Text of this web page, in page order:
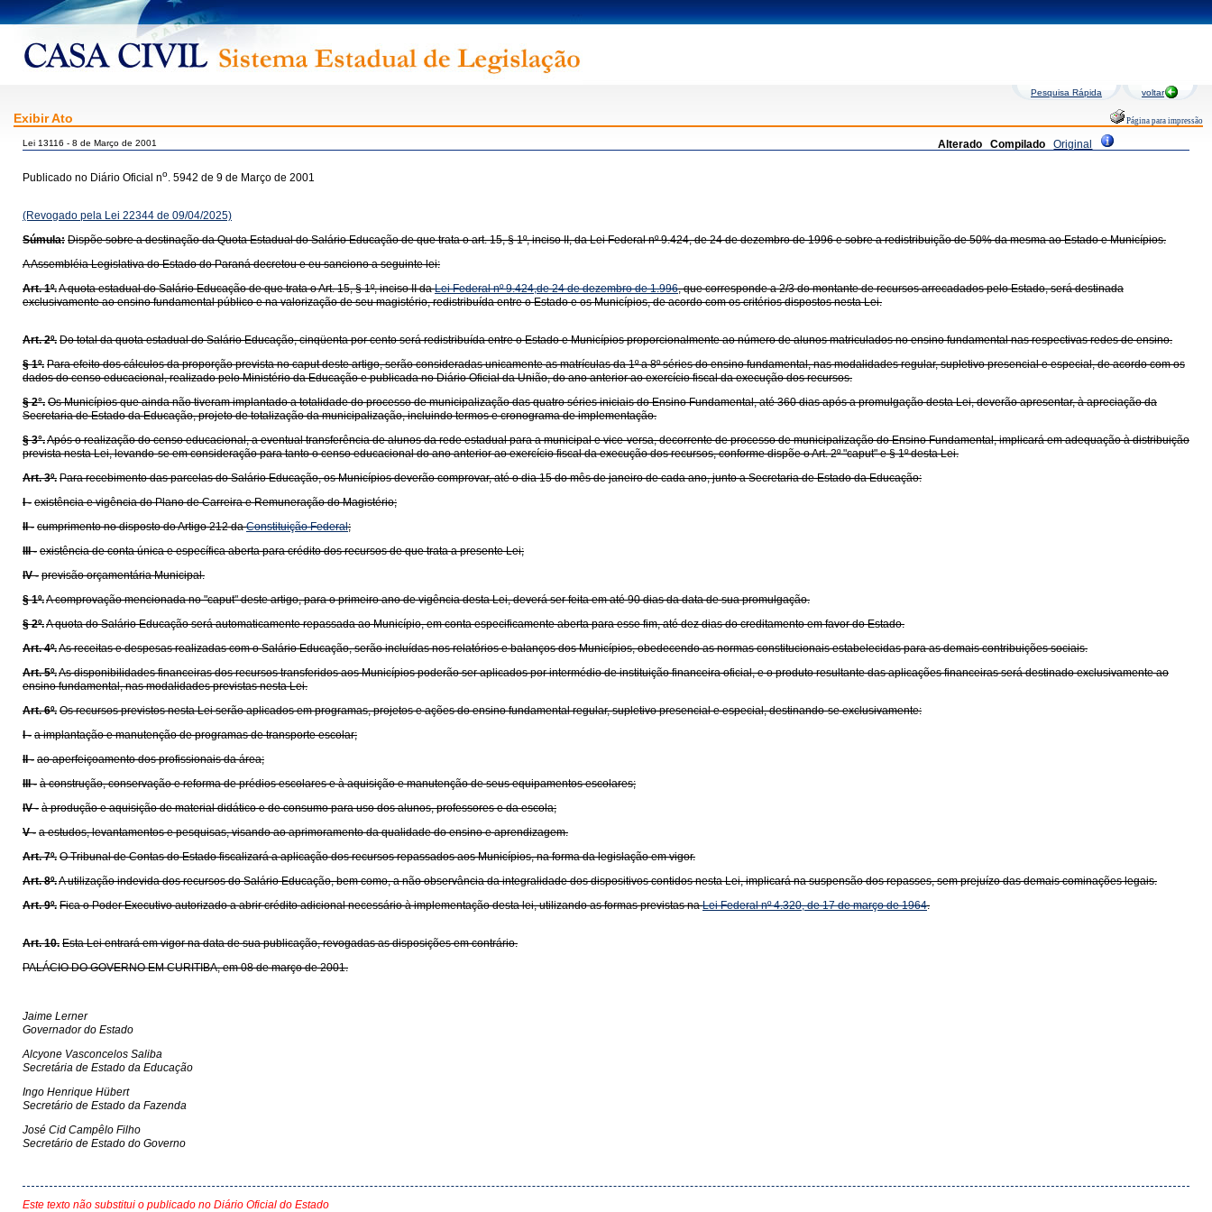
Pesquisa Rápida voltar
Exibir Ato Página para impressão
Alterado Compilado Original
Lei 13116 - 8 de Março de 2001
Publicado no Diário Oficial no. 5942 de 9 de Março de 2001
(Revogado pela Lei 22344 de 09/04/2025)
Súmula: Dispõe sobre a destinação da Quota Estadual do Salário Educação de que trata o art. 15, § 1º, inciso II, da Lei Federal nº 9.424, de 24 de dezembro de 1996 e sobre a redistribuição de 50% da mesma ao Estado e Municípios.
A Assembléia Legislativa do Estado do Paraná decretou e eu sanciono a seguinte lei:
Art. 1º.A quota estadual do Salário Educação de que trata o Art. 15, § 1º, inciso II daLei Federal nº 9.424,de 24 de dezembro de 1.996, que corresponde a 2/3 do montante de recursos arrecadados pelo Estado, será destinada
exclusivamente ao ensino fundamental público e na valorização de seu magistério, redistribuída entre o Estado e os Municípios, de acordo com os critérios dispostos nesta Lei.
Art. 2º. Do total da quota estadual do Salário Educação, cinqüenta por cento será redistribuída entre o Estado e Municípios proporcionalmente ao número de alunos matriculados no ensino fundamental nas respectivas redes de ensino.
§ 1º. Para efeito dos cálculos da proporção prevista no caput deste artigo, serão consideradas unicamente as matrículas da 1º a 8º séries do ensino fundamental, nas modalidades regular, supletivo presencial e especial, de acordo com os
dados do censo educacional, realizado pelo Ministério da Educação e publicada no Diário Oficial da União, do ano anterior ao exercício fiscal da execução dos recursos.
§ 2°. Os Municípios que ainda não tiveram implantado a totalidade do processo de municipalização das quatro séries iniciais do Ensino Fundamental, até 360 dias após a promulgação desta Lei, deverão apresentar, à apreciação da
Secretaria de Estado da Educação, projeto de totalização da municipalização, incluindo termos e cronograma de implementação.
§ 3°.Após o realização do censo educacional, a eventual transferência de alunos da rede estadual para a municipal e vice-versa, decorrente de processo de municipalização do Ensino Fundamental, implicará em adequação à distribuição
prevista nesta Lei, levando-se em consideração para tanto o censo educacional do ano anterior ao exercício fiscal da execução dos recursos, conforme dispõe o Art. 2º "caput" e § 1º desta Lei.
Art. 3º. Para recebimento das parcelas do Salário Educação, os Municípios deverão comprovar, até o dia 15 do mês de janeiro de cada ano, junto a Secretaria de Estado da Educação:
I - existência e vigência do Plano de Carreira e Remuneração do Magistério;
II - cumprimento no disposto do Artigo 212 daConstituição Federal;
III - existência de conta única e específica aberta para crédito dos recursos de que trata a presente Lei;
IV - previsão orçamentária Municipal.
§ 1º.A comprovação mencionada no "caput" deste artigo, para o primeiro ano de vigência desta Lei, deverá ser feita em até 90 dias da data de sua promulgação.
§ 2º.A quota do Salário Educação será automaticamente repassada ao Município, em conta especificamente aberta para esse fim, até dez dias do creditamento em favor do Estado.
Art. 4º.As receitas e despesas realizadas com o Salário Educação, serão incluídas nos relatórios e balanços dos Municípios, obedecendo as normas constitucionais estabelecidas para as demais contribuições sociais.
Art. 5º.As disponibilidades financeiras dos recursos transferidos aos Municípios poderão ser aplicados por intermédio de instituição financeira oficial, e o produto resultante das aplicações financeiras será destinado exclusivamente ao
ensino fundamental, nas modalidades previstas nesta Lei.
Art. 6º. Os recursos previstos nesta Lei serão aplicados em programas, projetos e ações do ensino fundamental regular, supletivo presencial e especial, destinando-se exclusivamente:
I - a implantação e manutenção de programas de transporte escolar;
II - ao aperfeiçoamento dos profissionais da área;
III - à construção, conservação e reforma de prédios escolares e à aquisição e manutenção de seus equipamentos escolares;
IV - à produção e aquisição de material didático e de consumo para uso dos alunos, professores e da escola;
V - a estudos, levantamentos e pesquisas, visando ao aprimoramento da qualidade do ensino e aprendizagem.
Art. 7º. O Tribunal de Contas do Estado fiscalizará a aplicação dos recursos repassados aos Municípios, na forma da legislação em vigor.
Art. 8º.A utilização indevida dos recursos do Salário Educação, bem como, a não observância da integralidade dos dispositivos contidos nesta Lei, implicará na suspensão dos repasses, sem prejuízo das demais cominações legais.
Art. 9º. Fica o Poder Executivo autorizado a abrir crédito adicional necessário à implementação desta lei, utilizando as formas previstas naLei Federal nº 4.320, de 17 de março de 1964.
Art. 10. Esta Lei entrará em vigor na data de sua publicação, revogadas as disposições em contrário.
PALÁCIO DO GOVERNO EM CURITIBA, em 08 de março de 2001.
Jaime Lerner
Governador do Estado
Alcyone Vasconcelos Saliba
Secretária de Estado da Educação
Ingo Henrique Hübert
Secretário de Estado da Fazenda
José Cid Campêlo Filho
Secretário de Estado do Governo
Este texto não substitui o publicado no Diário Oficial do Estado